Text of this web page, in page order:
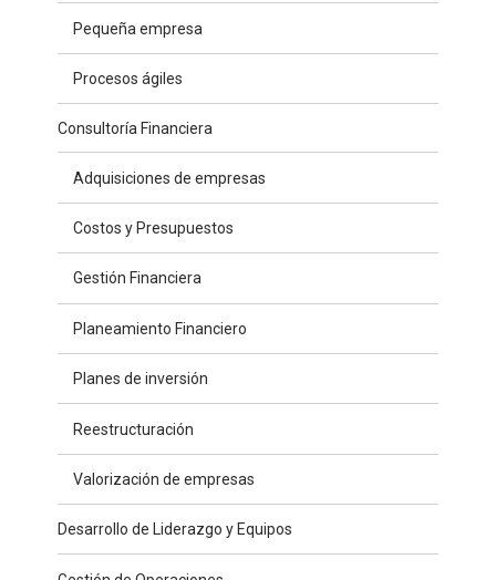
Pequeña empresa
Procesos ágiles
Consultoría Financiera
Adquisiciones de empresas
Costos y Presupuestos
Gestión Financiera
Planeamiento Financiero
Planes de inversión
Reestructuración
Valorización de empresas
Desarrollo de Liderazgo y Equipos